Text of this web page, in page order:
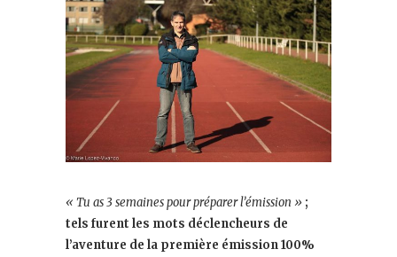
« Tu as 3 semaines pour préparer l’émission » ;
tels furent les mots déclencheurs de
l’aventure de la première émission 100%